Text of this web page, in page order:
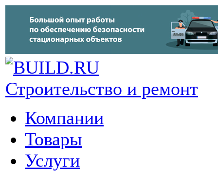
Строительство и ремонт
Компании
Товары
Услуги